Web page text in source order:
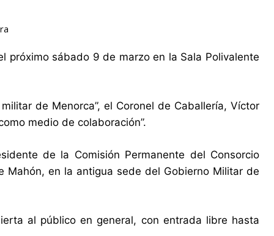
próximo sábado 9 de marzo en la Sala Polivalente
de Menorca”, el Coronel de Caballería, Víctor
medio de colaboración”.
de la Comisión Permanente del Consorcio
Mahón, en la antigua sede del Gobierno Militar de
al público en general, con entrada libre hasta